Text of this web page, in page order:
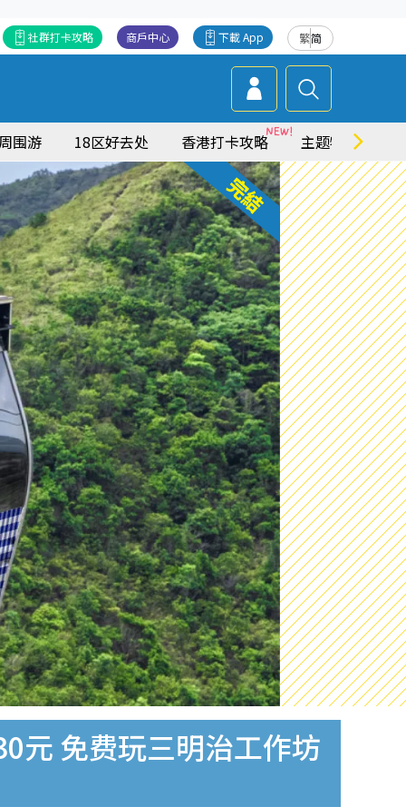
繁简
下載 App
商戶中心
社群打卡攻略
围游 18区好去处 香港打卡攻略 主题特集
元 免费玩三明治工作坊